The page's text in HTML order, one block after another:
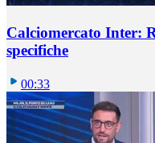
Calciomercato Inter:
specifiche
00:33